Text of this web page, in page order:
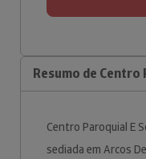
Resumo de Centro
Centro Paroquial E
sediada em Arcos